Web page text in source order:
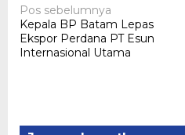
Navigasi
pos
Pos sebelumnya
Kepala BP Batam Lepas
Ekspor Perdana PT Esun
Internasional Utama